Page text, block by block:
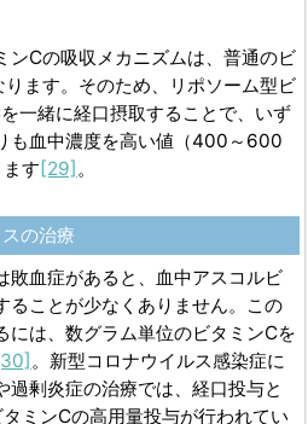
ンCの吸収メカニズムは、普通のビ
ます。そのため、リポソーム型ビ
一緒に経口摂取することで、いず
も血中濃度を高い値（400～600
す [29] 。
の治療
敗血症があると、血中アスコルビ
ることが少なくありません。この
には、数グラム単位のビタミンCを
。新型コロナウイルス感染症に
過剰炎症の治療では、経口投与と
ミンCの高用量投与が行われてい